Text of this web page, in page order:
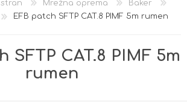
Mrežna oprema
Baker
EFB patch SFTP CAT.8 PIMF 5m rumen
SFTP CAT.8 PIMF 5m
rumen